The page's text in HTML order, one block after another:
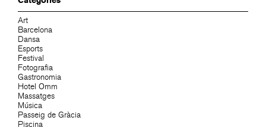
Art
Barcelona
Dansa
Esports
Festival
Fotografia
Gastronomia
Hotel Omm
Massatges
Música
Passeig de Gràcia
Piscina